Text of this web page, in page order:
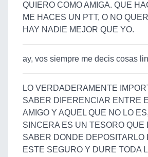
QUIERO COMO AMIGA. QUE
ME HACES UN PTT, O NO
HAY NADIE MEJOR QUE YO.
ay, vos siempre me decis cosas
LO VERDADERAMENTE
SABER DIFERENCIAR ENTRE
AMIGO Y AQUEL QUE NO LO
SINCERA ES UN TESORO QUE
SABER DONDE DEPOSITARLO
ESTE SEGURO Y DURE TODA